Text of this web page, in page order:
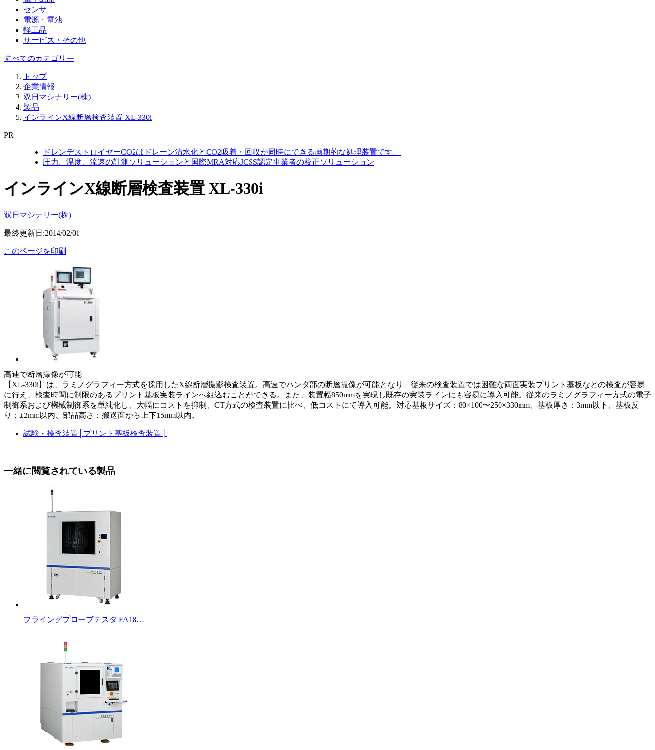
センサ
電源・電池
軽工品
サービス・その他
すべてのカテゴリー
トップ
企業情報
双日マシナリー(株)
製品
インラインX線断層検査装置 XL-330i
PR
ドレンデストロイヤーCO2はドレーン清水化とCO2吸着・回収が同時にできる画期的な処理装置です。
圧力、温度、流速の計測ソリューションと国際MRA対応JCSS認定事業者の校正ソリューション
インラインX線断層検査装置 XL-330i
双日マシナリー(株)
最終更新日:2014/02/01
このページを印刷
高速で断層撮像が可能
【XL-330i】は、ラミノグラフィー方式を採用したX線断層撮影検査装置。高速でハンダ部の断層撮像が可能となり、従来の検査装置では困難な両面実装プリント基板などの検査が容易
に行え、検査時間に制限のあるプリント基板実装ラインへ組込むことができる。また、装置幅850mmを実現し既存の実装ラインにも容易に導入可能。従来のラミノグラフィー方式の電子
制御系および機械制御系を単純化し、大幅にコストを抑制、CT方式の検査装置に比べ、低コストにて導入可能。対応基板サイズ：80×100〜250×330mm、基板厚さ：3mm以下、基板反
り：±2mm以内、部品高さ：搬送面から上下15mm以内。
試験・検査装置 プリント基板検査装置
一緒に閲覧されている製品
フライングプローブテスタ FA18…